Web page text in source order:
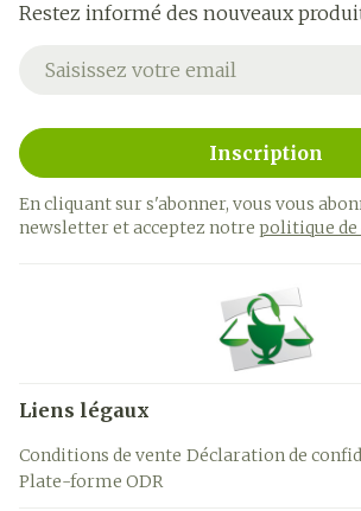
Restez informé des nouveaux
Adresse mail
Inscription
En cliquant sur s'abonner, vous vous
newsletter et acceptez notre politique
Liens légaux
Conditions de vente Déclaration de
Plate-forme ODR